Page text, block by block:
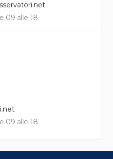
09 alle 18
09 alle 18